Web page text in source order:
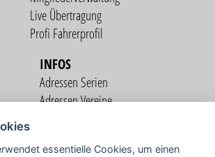
Live Übertragung
Profi Fahrerprofil
INFOS
Adressen Serien
Adressen Vereine
essentielle Cookies, um einen